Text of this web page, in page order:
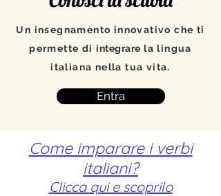
Un insegnamento innovativo che ti
permette diintegrare la lingua
italiana nella tua vita.
Entra
Come imparare i verbi
italiani?
Clicca qui e scoprilo